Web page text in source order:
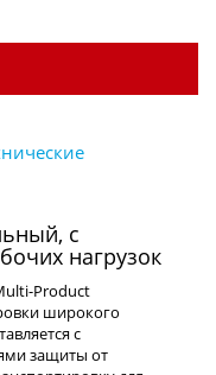
с
нагрузок
Product
широкого
с
защиты от